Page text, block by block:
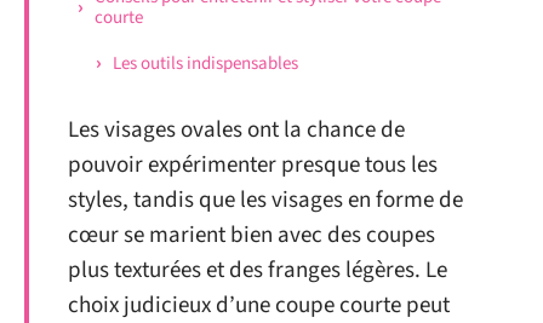
courte
Les outils indispensables
Les visages ovales ont la chance de
pouvoir expérimenter presque tous les
styles, tandis que les visages en forme de
cœur se marient bien avec des coupes
plus texturées et des franges légères. Le
choix judicieux d’une coupe courte peut